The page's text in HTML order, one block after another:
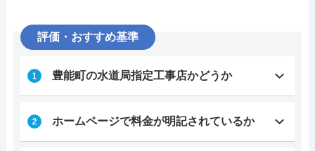
評価・おすすめ基準
豊能町の水道局指定工事店かどうか
ホームページで料金が明記されているか